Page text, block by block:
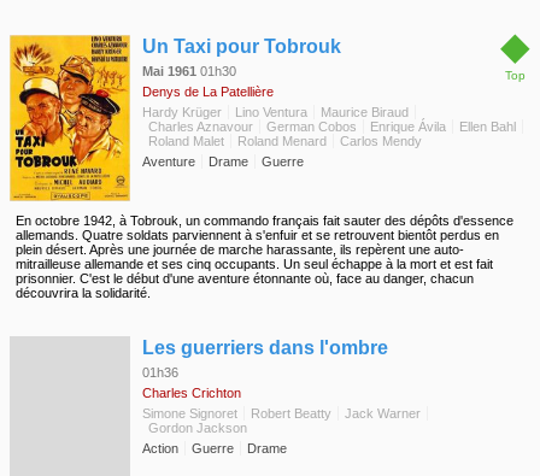
◆
Top
Un Taxi pour Tobrouk
Mai 1961 01h30
Denys de La Patellière
Hardy Krüger
Lino Ventura
Maurice Biraud
Charles Aznavour
German Cobos Enrique Ávila
Ellen Bahl
Roland Malet
Roland Menard
Carlos Mendy
Aventure
Drame Guerre
En octobre 1942, à Tobrouk, un commando français fait sauter des dépôts d'essence
allemands. Quatre soldats parviennent à s'enfuir et se retrouvent bientôt perdus en
plein désert. Après une journée de marche harassante, ils repèrent une auto-
mitrailleuse allemande et ses cinq occupants. Un seul échappe à la mort et est fait
prisonnier. C'est le début d'une aventure étonnante où, face au danger, chacun
découvrira la solidarité.
Les guerriers dans l'ombre
01h36
Charles Crichton
Simone Signoret
Robert Beatty
Jack Warner
Gordon Jackson
Action
Guerre Drame